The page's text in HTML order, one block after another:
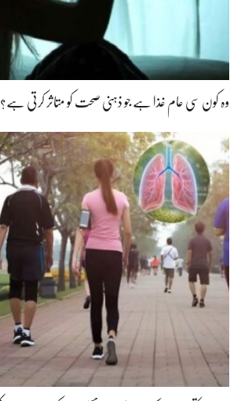
وہ کون سی عام غذا ہے جو ذہنی صحت کو متاثر کرتی ہے؟